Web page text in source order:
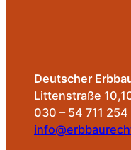
Deutscher
Littenstraße
030 – 54 711 254